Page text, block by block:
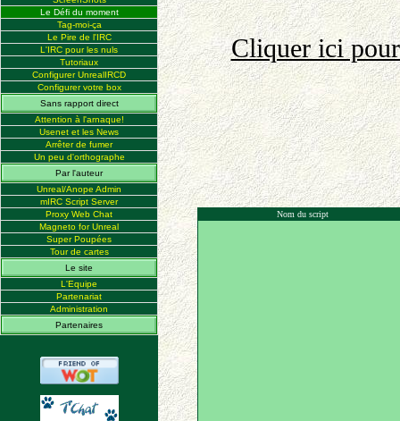
Le Défi du moment
Tag-moi-ça
Le Pire de l'IRC
L'IRC pour les nuls
Tutoriaux
Configurer UnrealIRCD
Configurer votre box
Sans rapport direct
Attention à l'arnaque!
Usenet et les News
Arrêter de fumer
Un peu d'orthographe
Par l'auteur
Unreal/Anope Admin
mIRC Script Server
Proxy Web Chat
Magneto for Unreal
Super Poupées
Tour de cartes
Le site
L'Equipe
Partenariat
Administration
Partenaires
Cliquer ici
Nom du script